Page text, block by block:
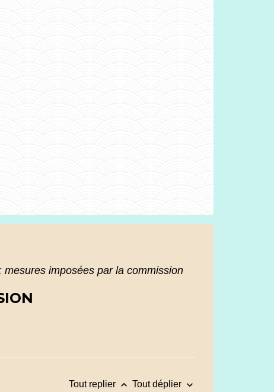
mesures imposées par la commission
Tout replier keyboard_arrow_up Tout déplier keyboard_arrow_down